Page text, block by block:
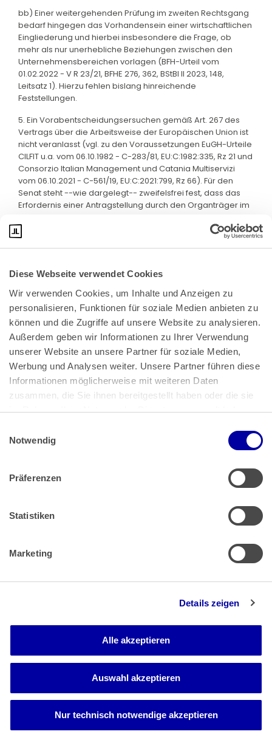
Diese Webseite verwendet Cookies
Wir verwenden Cookies, um Inhalte und Anzeigen zu
personalisieren, Funktionen für soziale Medien anbieten zu
können und die Zugriffe auf unsere Website zu analysieren.
Außerdem geben wir Informationen zu Ihrer Verwendung
unserer Website an unsere Partner für soziale Medien,
Werbung und Analysen weiter. Unsere Partner führen diese
Informationen möglicherweise mit weiteren Daten
zusammen, die Sie ihnen bereitgestellt haben oder die sie
im Rahmen Ihrer Nutzung der Dienste gesammelt haben.
Impressum
Notwendig
Präferenzen
Statistiken
Marketing
Details zeigen
Alle akzeptieren
Auswahl akzeptieren
Nur technisch notwendige akzeptieren
bb) Einer weitergehenden Prüfung im zweiten Rechtsgang
bedarf hingegen das Vorhandensein einer wirtschaftlichen
Eingliederung und hierbei insbesondere die Frage, ob
mehr als nur unerhebliche Beziehungen zwischen den
Unternehmensbereichen vorlagen (BFH-Urteil vom
01.02.2022 - V R 23/21, BFHE 276, 362, BStBl II 2023, 148,
Leitsatz 1). Hierzu fehlen bislang hinreichende
Feststellungen.
5. Ein Vorabentscheidungsersuchen gemäß Art. 267 des
Vertrags über die Arbeitsweise der Europäischen Union ist
nicht veranlasst (vgl. zu den Voraussetzungen EuGH-Urteile
CILFIT u.a. vom 06.10.1982 - C-283/81, EU:C:1982:335, Rz 21 und
Consorzio Italian Management und Catania Multiservizi
vom 06.10.2021 - C-561/19, EU:C:2021:799, Rz 66). Für den
Senat steht --wie dargelegt-- zweifelsfrei fest, dass das
Erfordernis einer Antragstellung durch den Organträger im
Bundeskanzlerplatz 2
53113 Bonn
Pressemitteilungen|AGB
Impressum|Datenschutz
Muster Widerrufsformular (PDF)
Barrierefreiheit